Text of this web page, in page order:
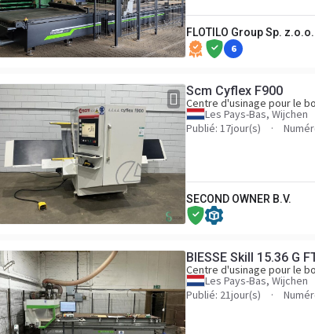
FLOTILO Group Sp. z.o.o.
6
Scm Cyflex F900
Centre d'usinage pour le
Les Pays-Bas, Wijchen
Publié: 17jour(s)
SECOND OWNER B.V.
BIESSE Skill 15.36 G
Centre d'usinage pour le
Les Pays-Bas, Wijchen
Publié: 21jour(s)